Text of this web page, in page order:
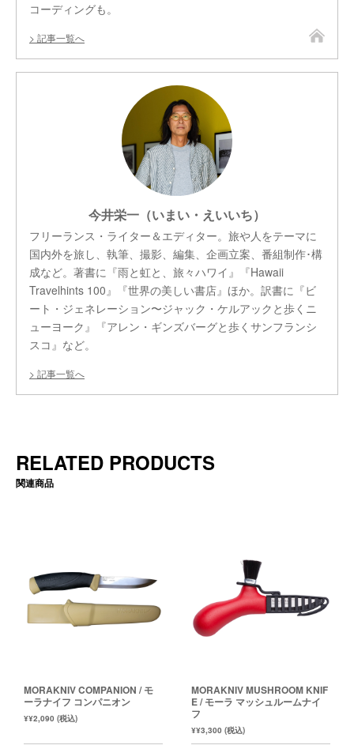
コーディングも。
記事一覧へ
今井栄一（いまい・えいいち）
フリーランス・ライター＆エディター。旅や人をテーマに
国内外を旅し、執筆、撮影、編集、企画立案、番組制作･構
成など。著書に『雨と虹と、旅々ハワイ』『Hawaii
Travelhints 100』『世界の美しい書店』ほか。訳書に『ビ
ート・ジェネレーション〜ジャック・ケルアックと歩くニ
ューヨーク』『アレン・ギンズバーグと歩くサンフランシ
スコ』など。
記事一覧へ
RELATED PRODUCTS
関連商品
MORAKNIV COMPANION / モ
ーラナイフ コンパニオン
¥¥2,090 (税込)
MORAKNIV MUSHROOM KNIF
E / モーラ マッシュルームナイ
フ
¥¥3,300 (税込)